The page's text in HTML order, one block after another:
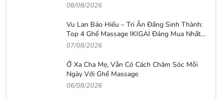
08/08/2026
Vu Lan Báo Hiếu – Tri Ân Đấng Sinh Thành:
Top 4 Ghế Massage IKIGAI Đáng Mua Nhất
2026
07/08/2026
Ở Xa Cha Mẹ, Vẫn Có Cách Chăm Sóc Mỗi
Ngày Với Ghế Massage
06/08/2026